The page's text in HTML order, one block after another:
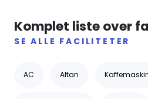
Komplet liste over
SE ALLE FACILITETER
AC Altan